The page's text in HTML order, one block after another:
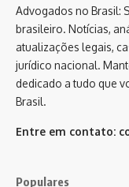
Advogados no Brasil:
brasileiro. Notícias,
atualizações legais,
jurídico nacional.
dedicado a tudo que
Brasil.
Entre em contato:
Populares